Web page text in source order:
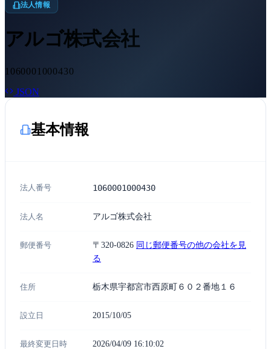
法人情報
アルゴ株式会社
1060001000430
JSON
基本情報
法人番号 1060001000430
法人名 アルゴ株式会社
郵便番号 〒320-0826 同じ郵便番号の他の会社を見
る
住所 栃木県宇都宮市西原町６０２番地１６
設立日 2015/10/05
最終変更日時 2026/04/09 16:10:02